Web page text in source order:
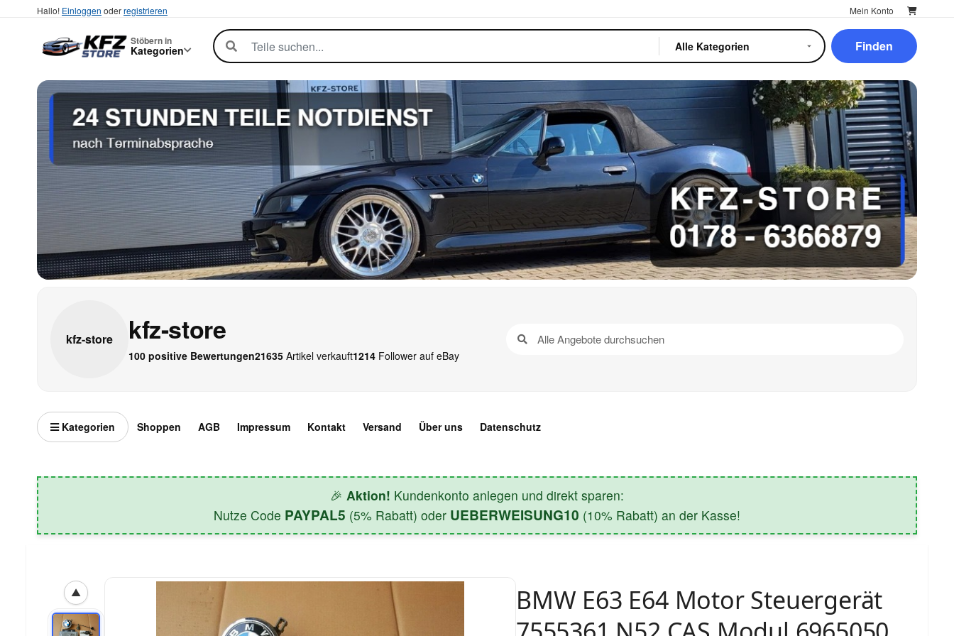
Hallo! Einloggen oderregistrieren Mein Konto
Stöbern in
Kategorien Finden
kfz-store kfz-store
100 positive Bewertungen21635 Artikel verkauft1214 Follower auf eBay
Kategorien Shoppen AGB Impressum Kontakt Versand Über uns Datenschutz
🎉 Aktion! Kundenkonto anlegen und direkt sparen:
Nutze Code PAYPAL5 (5% Rabatt) oder UEBERWEISUNG10 (10% Rabatt) an der Kasse!
▲
BMW E63 E64 Motor Steuergerät